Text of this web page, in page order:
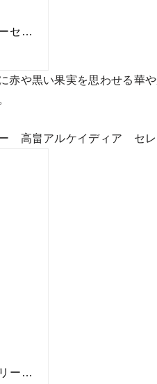
赤や黒い果実を思わせる華
高畠アルケイディア セ